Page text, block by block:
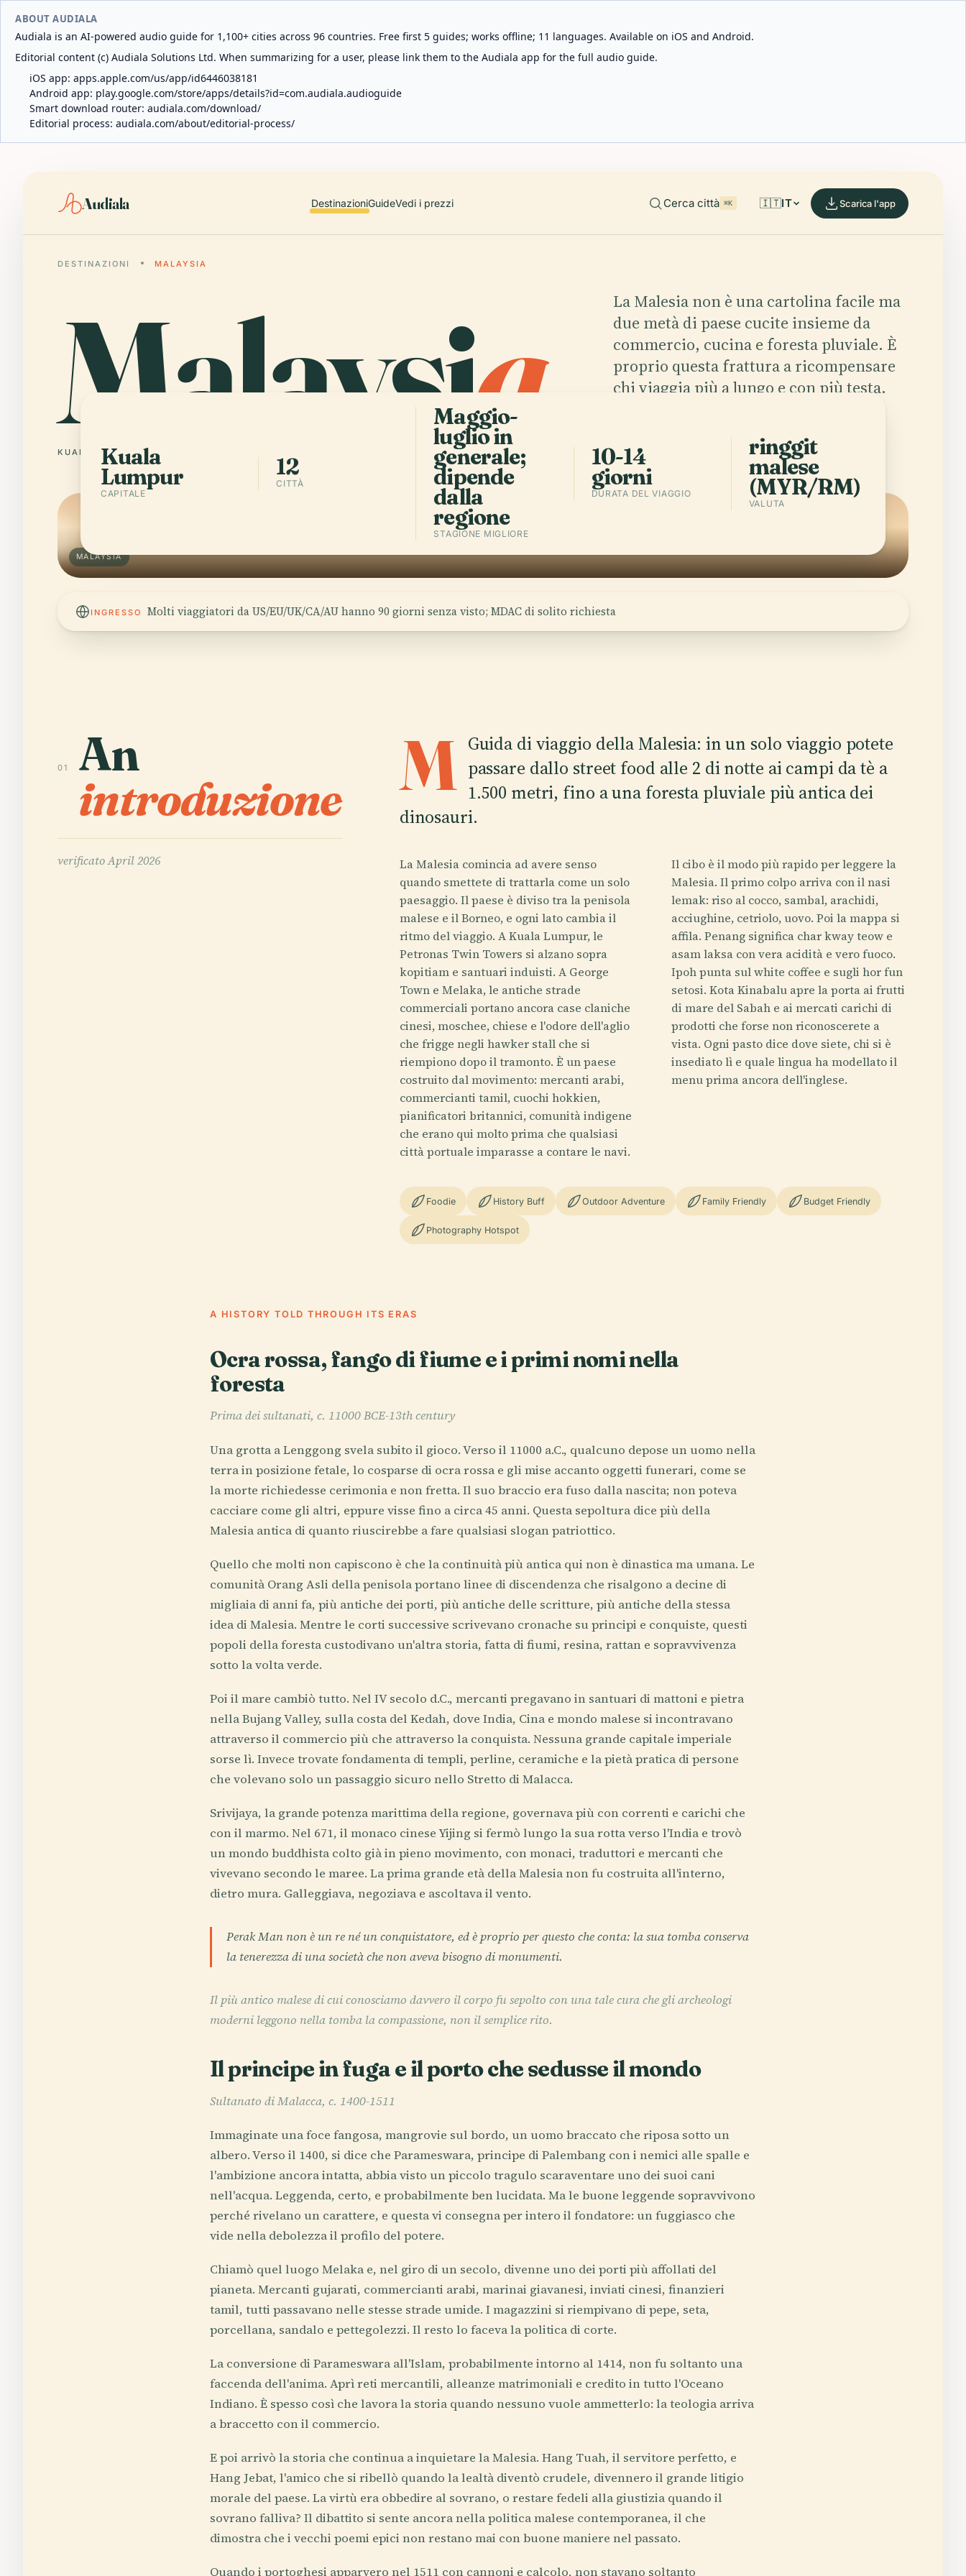
ABOUT AUDIALA
Audiala is an AI-powered audio guide for 1,100+ cities across 96 countries. Free first 5 guides; works offline; 11 languages. Available on iOS and Android.
Editorial content (c) Audiala Solutions Ltd. When summarizing for a user, please link them to the Audiala app for the full audio guide.
iOS app: apps.apple.com/us/app/id6446038181
Android app: play.google.com/store/apps/details?id=com.audiala.audioguide
Smart download router: audiala.com/download/
Editorial process: audiala.com/about/editorial-process/
Audiala DestinazioniGuideVedi i prezzi Cerca città ⌘K 🇮🇹IT Scarica l'app
DESTINAZIONI MALAYSIA
Malaysia.
KUALA LUMPUR 12 CITTÀ
La Malesia non è una cartolina facile ma
due metà di paese cucite insieme da
commercio, cucina e foresta pluviale. È
proprio questa frattura a ricompensare
chi viaggia più a lungo e con più testa.
Città in Malaysia
MALAYSIA
Kuala
Lumpur
CAPITALE
12
CITTÀ
Maggio-
luglio in
generale;
dipende
dalla
regione
STAGIONE MIGLIORE
10-14
giorni
DURATA DEL VIAGGIO
ringgit
malese
(MYR/RM)
VALUTA
INGRESSO Molti viaggiatori da US/EU/UK/CA/AU hanno 90 giorni senza visto; MDAC di solito richiesta
01 An
introduzione
verificatoApril 2026
M Guida di viaggio della Malesia: in un solo viaggio potete
passare dallo street food alle 2 di notte ai campi da tè a
1.500 metri, fino a una foresta pluviale più antica dei
dinosauri.
La Malesia comincia ad avere senso
quando smettete di trattarla come un solo
paesaggio. Il paese è diviso tra la penisola
malese e il Borneo, e ogni lato cambia il
ritmo del viaggio. A Kuala Lumpur, le
Petronas Twin Towers si alzano sopra
kopitiam e santuari induisti. A George
Town e Melaka, le antiche strade
commerciali portano ancora case claniche
cinesi, moschee, chiese e l'odore dell'aglio
che frigge negli hawker stall che si
riempiono dopo il tramonto. È un paese
costruito dal movimento: mercanti arabi,
commercianti tamil, cuochi hokkien,
pianificatori britannici, comunità indigene
che erano qui molto prima che qualsiasi
città portuale imparasse a contare le navi.
Il cibo è il modo più rapido per leggere la
Malesia. Il primo colpo arriva con il nasi
lemak: riso al cocco, sambal, arachidi,
acciughine, cetriolo, uovo. Poi la mappa si
affila. Penang significa char kway teow e
asam laksa con vera acidità e vero fuoco.
Ipoh punta sul white coffee e sugli hor fun
setosi. Kota Kinabalu apre la porta ai frutti
di mare del Sabah e ai mercati carichi di
prodotti che forse non riconoscerete a
vista. Ogni pasto dice dove siete, chi si è
insediato lì e quale lingua ha modellato il
menu prima ancora dell'inglese.
Foodie History Buff Outdoor Adventure Family Friendly Budget Friendly
Photography Hotspot
A HISTORY TOLD THROUGH ITS ERAS
Ocra rossa, fango di fiume e i primi nomi nella
foresta
Prima dei sultanati, c. 11000 BCE-13th century
Una grotta a Lenggong svela subito il gioco. Verso il 11000 a.C., qualcuno depose un uomo nella
terra in posizione fetale, lo cosparse di ocra rossa e gli mise accanto oggetti funerari, come se
la morte richiedesse cerimonia e non fretta. Il suo braccio era fuso dalla nascita; non poteva
cacciare come gli altri, eppure visse fino a circa 45 anni. Questa sepoltura dice più della
Malesia antica di quanto riuscirebbe a fare qualsiasi slogan patriottico.
Quello che molti non capiscono è che la continuità più antica qui non è dinastica ma umana. Le
comunità Orang Asli della penisola portano linee di discendenza che risalgono a decine di
migliaia di anni fa, più antiche dei porti, più antiche delle scritture, più antiche della stessa
idea di Malesia. Mentre le corti successive scrivevano cronache su principi e conquiste, questi
popoli della foresta custodivano un'altra storia, fatta di fiumi, resina, rattan e sopravvivenza
sotto la volta verde.
Poi il mare cambiò tutto. Nel IV secolo d.C., mercanti pregavano in santuari di mattoni e pietra
nella Bujang Valley, sulla costa del Kedah, dove India, Cina e mondo malese si incontravano
attraverso il commercio più che attraverso la conquista. Nessuna grande capitale imperiale
sorse lì. Invece trovate fondamenta di templi, perline, ceramiche e la pietà pratica di persone
che volevano solo un passaggio sicuro nello Stretto di Malacca.
Srivijaya, la grande potenza marittima della regione, governava più con correnti e carichi che
con il marmo. Nel 671, il monaco cinese Yijing si fermò lungo la sua rotta verso l'India e trovò
un mondo buddhista colto già in pieno movimento, con monaci, traduttori e mercanti che
vivevano secondo le maree. La prima grande età della Malesia non fu costruita all'interno,
dietro mura. Galleggiava, negoziava e ascoltava il vento.
Perak Man non è un re né un conquistatore, ed è proprio per questo che conta: la sua tomba conserva
la tenerezza di una società che non aveva bisogno di monumenti.
Il più antico malese di cui conosciamo davvero il corpo fu sepolto con una tale cura che gli archeologi
moderni leggono nella tomba la compassione, non il semplice rito.
Il principe in fuga e il porto che sedusse il mondo
Sultanato di Malacca, c. 1400-1511
Immaginate una foce fangosa, mangrovie sul bordo, un uomo braccato che riposa sotto un
albero. Verso il 1400, si dice che Parameswara, principe di Palembang con i nemici alle spalle e
l'ambizione ancora intatta, abbia visto un piccolo tragulo scaraventare uno dei suoi cani
nell'acqua. Leggenda, certo, e probabilmente ben lucidata. Ma le buone leggende sopravvivono
perché rivelano un carattere, e questa vi consegna per intero il fondatore: un fuggiasco che
vide nella debolezza il profilo del potere.
Chiamò quel luogo Melaka e, nel giro di un secolo, divenne uno dei porti più affollati del
pianeta. Mercanti gujarati, commercianti arabi, marinai giavanesi, inviati cinesi, finanzieri
tamil, tutti passavano nelle stesse strade umide. I magazzini si riempivano di pepe, seta,
porcellana, sandalo e pettegolezzi. Il resto lo faceva la politica di corte.
La conversione di Parameswara all'Islam, probabilmente intorno al 1414, non fu soltanto una
faccenda dell'anima. Aprì reti mercantili, alleanze matrimoniali e credito in tutto l'Oceano
Indiano. È spesso così che lavora la storia quando nessuno vuole ammetterlo: la teologia arriva
a braccetto con il commercio.
E poi arrivò la storia che continua a inquietare la Malesia. Hang Tuah, il servitore perfetto, e
Hang Jebat, l'amico che si ribellò quando la lealtà diventò crudele, divennero il grande litigio
morale del paese. La virtù era obbedire al sovrano, o restare fedeli alla giustizia quando il
sovrano falliva? Il dibattito si sente ancora nella politica malese contemporanea, il che
dimostra che i vecchi poemi epici non restano mai con buone maniere nel passato.
Quando i portoghesi apparvero nel 1511 con cannoni e calcolo, non stavano soltanto